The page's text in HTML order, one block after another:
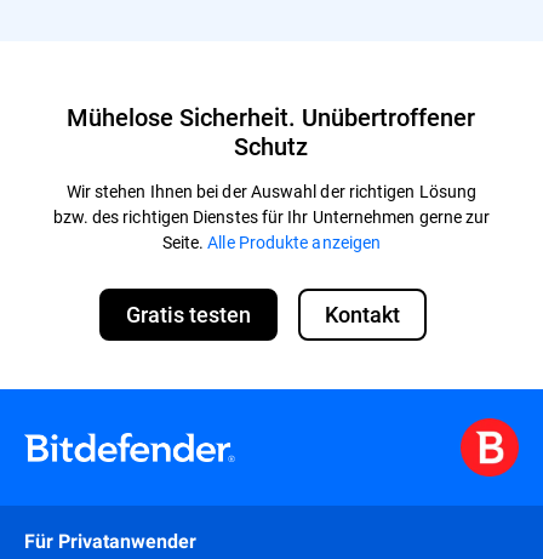
Mühelose Sicherheit. Unübertroffener
Schutz
Wir stehen Ihnen bei der Auswahl der richtigen Lösung
bzw. des richtigen Dienstes für Ihr Unternehmen gerne zur
Seite.Alle Produkte anzeigen
Gratis testen Kontakt
Für Privatanwender